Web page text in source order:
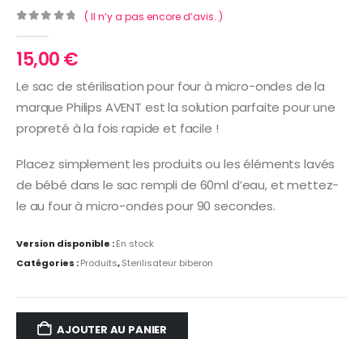
( Il n’y a pas encore d’avis. )
15,00€
Le sac de stérilisation pour four à micro-ondes de la
marque Philips AVENT est la solution parfaite pour une
propreté à la fois rapide et facile !
Placez simplement les produits ou les éléments lavés
de bébé dans le sac rempli de 60ml d’eau, et mettez-
le au four à micro-ondes pour 90 secondes.
Version disponible :En stock
Catégories :Produits,Sterilisateur biberon
AJOUTER AU PANIER